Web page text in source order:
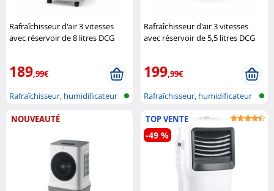
Rafraîchisseur d'air 3 vitesses
avec réservoir de 8 litres DCG
189,99€
Rafraîchisseur, humidificateur
Rafraîchisseur d'air 3 vitesses
avec réservoir de 5,5 litres DCG
199,99€
Rafraîchisseur, humidificateur
NOUVEAUTÉ TOP VENTE
-49 %